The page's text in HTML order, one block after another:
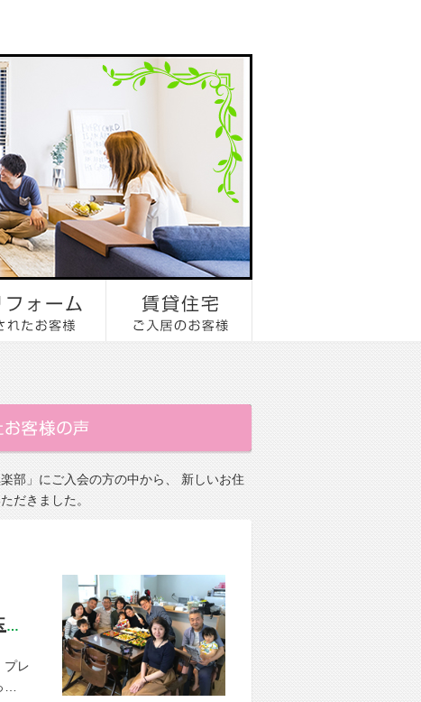
部」にご入会の方の中から、 新しいお住
だきました。
開催しました! 『新築お披露目パーティー』 埼玉県三郷市 M様宅
プレ
…